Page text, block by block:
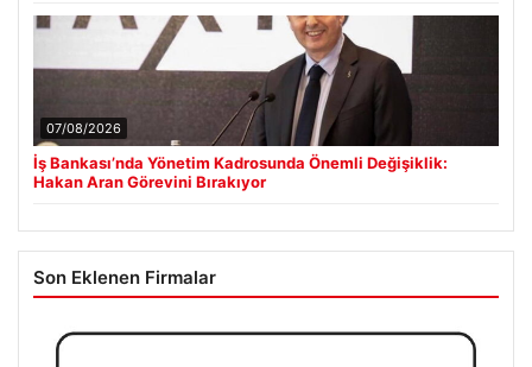
07/08/2026
İş Bankası’nda Yönetim Kadrosunda Önemli Değişiklik:
Hakan Aran Görevini Bırakıyor
Son Eklenen Firmalar